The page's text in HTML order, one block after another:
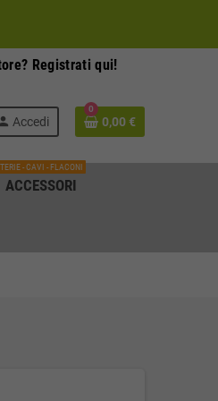
Registrati qui!
Accedi
0
0,00 €
ACCESSORI
- CAVI - FLACONI